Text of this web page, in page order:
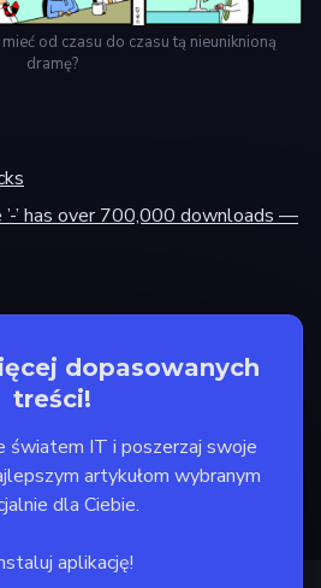
od czasu do czasu tą nieuniknioną
dramę?
’-’ has over 700,000 downloads —
dopasowanych
treści!
światem IT i poszerzaj swoje
artykułom wybranym
dla Ciebie.
aplikację!